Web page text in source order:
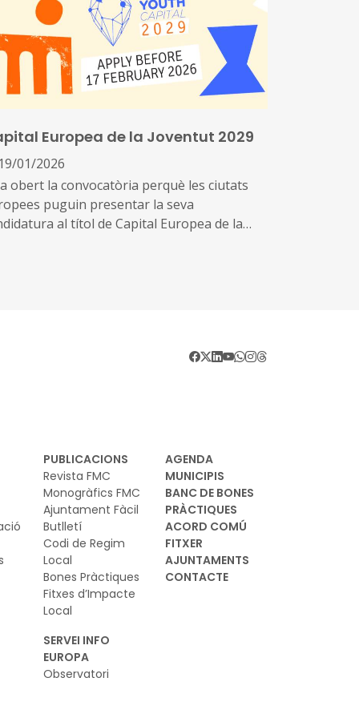
Europea de la Joventut 2029
19/01/2026
obert la convocatòria perquè les ciutats
puguin presentar la seva
al títol de Capital Europea de la
PUBLICACIONS
Revista FMC
Monogràfics FMC
Ajuntament Fàcil
Butlletí
Codi de Regim
Local
Bones Pràctiques
Fitxes d’Impacte
Local
SERVEI INFO
EUROPA
Observatori
AGENDA
MUNICIPIS
BANC DE BONES
PRÀCTIQUES
ACORD COMÚ
FITXER
AJUNTAMENTS
CONTACTE